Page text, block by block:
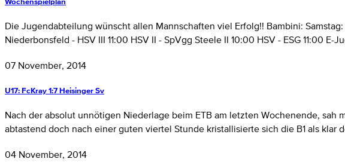
Die Jugendabteilung wünscht allen Mannschaften viel Erfolg!! Bambini: Samstag:
Niederbonsfeld - HSV III 11:00 HSV II - SpVgg Steele II 10:00 HSV - ESG 11:00 E-
07 November, 2014
U17: FcKray 1:7 Heisinger Sv
Nach der absolut unnötigen Niederlage beim ETB am letzten Wochenende,
abtastend doch nach einer guten viertel Stunde kristallisierte sich die B1 als klar
04 November, 2014